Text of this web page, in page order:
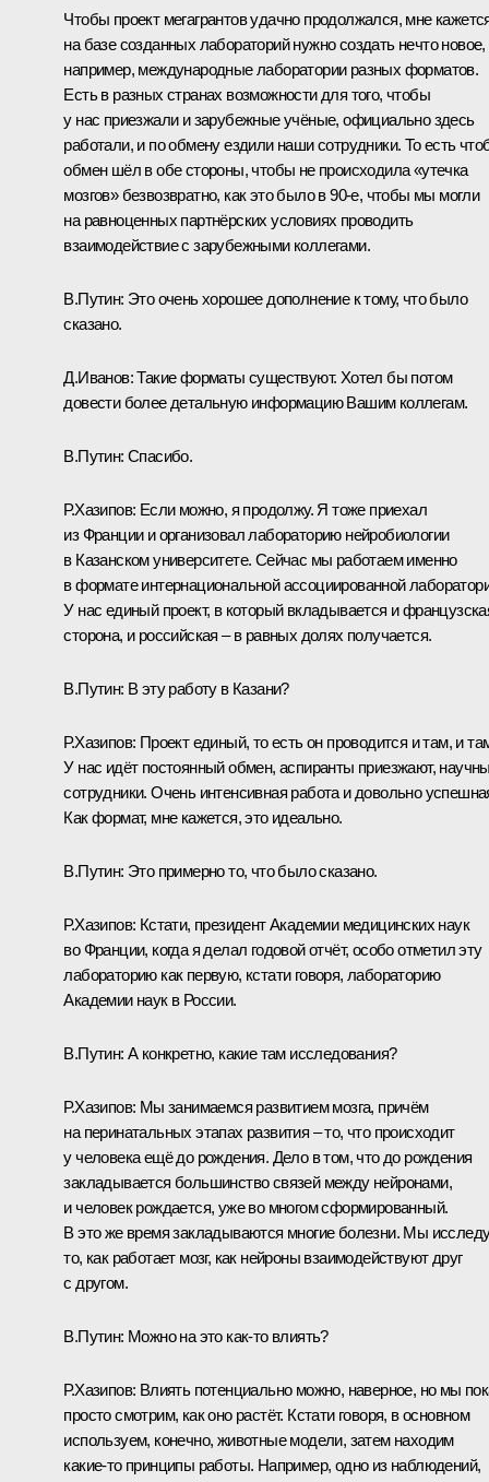
Чтобы проект мегагрантов удачно продолжался, мне
на базе созданных лабораторий нужно создать нечто новое,
например, международные лаборатории разных форматов.
Есть в разных странах возможности для того, чтобы
у нас приезжали и зарубежные учёные, официально здесь
работали, и по обмену ездили наши сотрудники. То есть
обмен шёл в обе стороны, чтобы не происходила «утечка
мозгов» безвозвратно, как это было в 90‑е, чтобы мы могли
на равноценных партнёрских условиях проводить
взаимодействие с зарубежными коллегами.
В.Путин: Это очень хорошее дополнение к тому, что было
сказано.
Д.Иванов:Такие форматы существуют. Хотел бы потом
довести более детальную информацию Вашим коллегам.
В.Путин: Спасибо.
Р.Хазипов: Если можно, я продолжу. Я тоже приехал
из Франции и организовал лабораторию нейробиологии
в Казанском университете. Сейчас мы работаем именно
в формате интернациональной ассоциированной
У нас единый проект, в который вкладывается и
сторона, и российская – в равных долях получается.
В.Путин: В эту работу в Казани?
Р.Хазипов: Проект единый, то есть он проводится и там, и
У нас идёт постоянный обмен, аспиранты приезжают,
сотрудники. Очень интенсивная работа и довольно
Как формат, мне кажется, это идеально.
В.Путин: Это примерно то, что было сказано.
Р.Хазипов: Кстати, президент Академии медицинских наук
во Франции, когда я делал годовой отчёт, особо отметил эту
лабораторию как первую, кстати говоря, лабораторию
Академии наук в России.
В.Путин: А конкретно, какие там исследования?
Р.Хазипов: Мы занимаемся развитием мозга, причём
на перинатальных этапах развития – то, что происходит
у человека ещё до рождения. Дело в том, что до рождения
закладывается большинство связей между нейронами,
и человек рождается, уже во многом сформированный.
В это же время закладываются многие болезни. Мы
то, как работает мозг, как нейроны взаимодействуют друг
с другом.
В.Путин: Можно на это как‑то влиять?
Р.Хазипов: Влиять потенциально можно, наверное, но мы
просто смотрим, как оно растёт. Кстати говоря, в основном
используем, конечно, животные модели, затем находим
какие‑то принципы работы. Например, одно из наблюдений,